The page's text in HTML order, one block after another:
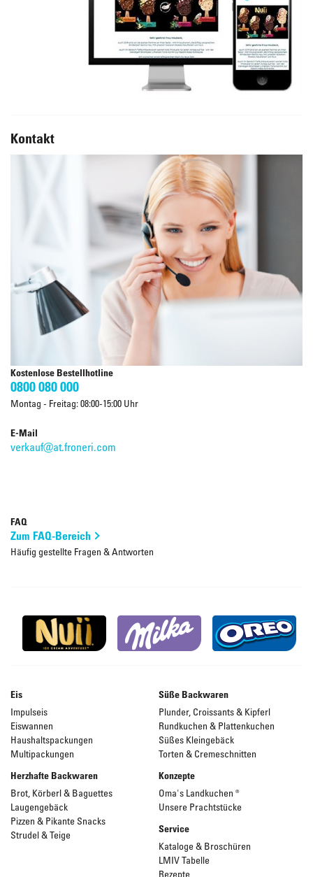
Kontakt
Kostenlose Bestellhotline
0800 080 000
Montag - Freitag: 08:00-15:00 Uhr
E-Mail
verkauf@at.froneri.com
FAQ
Zum FAQ-Bereich
Häufig gestellte Fragen & Antworten
Eis
Impulseis
Eiswannen
Haushaltspackungen
Multipackungen
Süße Backwaren
Plunder, Croissants & Kipferl
Rundkuchen & Plattenkuchen
Süßes Kleingebäck
Torten & Cremeschnitten
Herzhafte Backwaren
Brot, Körberl & Baguettes
Laugengebäck
Pizzen & Pikante Snacks
Strudel & Teige
Konzepte
Oma's Landkuchen ®
Unsere Prachtstücke
Service
Kataloge & Broschüren
LMIV Tabelle
Rezepte